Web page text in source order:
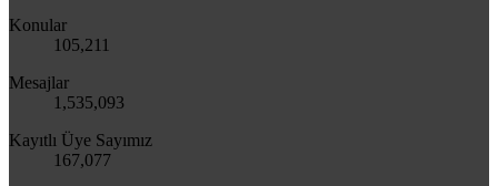
Konular
105,211
Mesajlar
1,535,093
Kayıtlı Üye Sayımız
167,077